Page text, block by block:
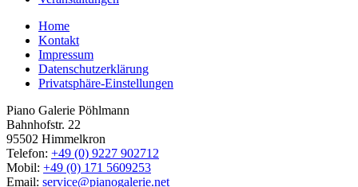
Home
Kontakt
Impressum
Datenschutzerklärung
Privatsphäre-Einstellungen
Piano Galerie Pöhlmann
Bahnhofstr. 22
95502 Himmelkron
Telefon: +49 (0) 9227 902712
Mobil: +49 (0) 171 5609253
Email: service@pianogalerie.net